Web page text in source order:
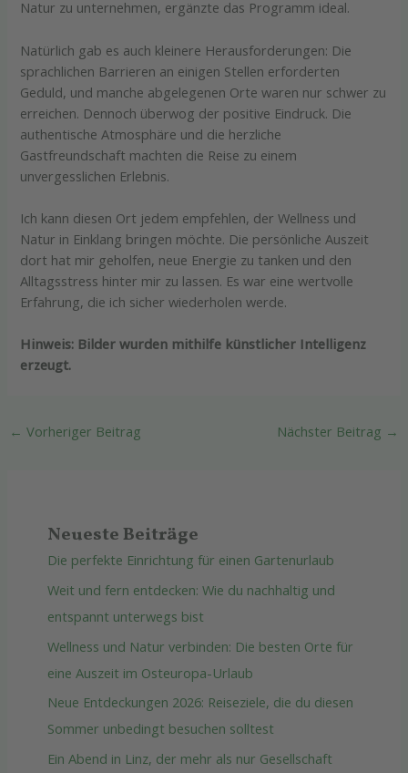
Natur zu unternehmen, ergänzte das Programm ideal.
Natürlich gab es auch kleinere Herausforderungen: Die
sprachlichen Barrieren an einigen Stellen erforderten
Geduld, und manche abgelegenen Orte waren nur schwer zu
erreichen. Dennoch überwog der positive Eindruck. Die
authentische Atmosphäre und die herzliche
Gastfreundschaft machten die Reise zu einem
unvergesslichen Erlebnis.
Ich kann diesen Ort jedem empfehlen, der Wellness und
Natur in Einklang bringen möchte. Die persönliche Auszeit
dort hat mir geholfen, neue Energie zu tanken und den
Alltagsstress hinter mir zu lassen. Es war eine wertvolle
Erfahrung, die ich sicher wiederholen werde.
Hinweis: Bilder wurden mithilfe künstlicher Intelligenz
erzeugt.
← Vorheriger Beitrag Nächster Beitrag →
Neueste Beiträge
Die perfekte Einrichtung für einen Gartenurlaub
Weit und fern entdecken: Wie du nachhaltig und
entspannt unterwegs bist
Wellness und Natur verbinden: Die besten Orte für
eine Auszeit im Osteuropa-Urlaub
Neue Entdeckungen 2026: Reiseziele, die du diesen
Sommer unbedingt besuchen solltest
Ein Abend in Linz, der mehr als nur Gesellschaft